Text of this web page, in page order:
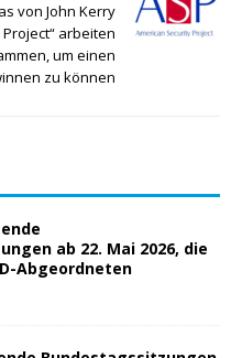
von John Kerry
arbeiten
um einen
zu können
ab 22. Mai 2026, die
Abgeordneten